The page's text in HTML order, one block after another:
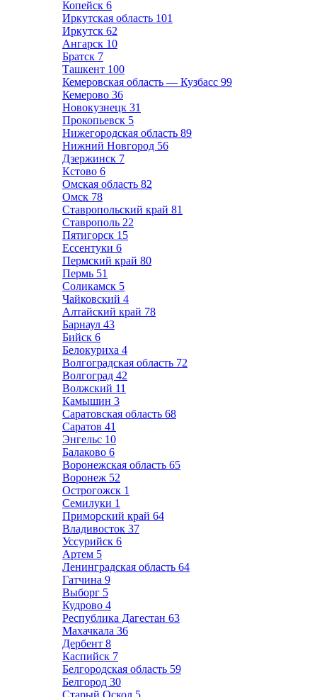
Копейск 6
Иркутская область 101
Иркутск 62
Ангарск 10
Братск 7
Ташкент 100
Кемеровская область — Кузбасс 99
Кемерово 36
Новокузнецк 31
Прокопьевск 5
Нижегородская область 89
Нижний Новгород 56
Дзержинск 7
Кстово 6
Омская область 82
Омск 78
Ставропольский край 81
Ставрополь 22
Пятигорск 15
Ессентуки 6
Пермский край 80
Пермь 51
Соликамск 5
Чайковский 4
Алтайский край 78
Барнаул 43
Бийск 6
Белокуриха 4
Волгоградская область 72
Волгоград 42
Волжский 11
Камышин 3
Саратовская область 68
Саратов 41
Энгельс 10
Балаково 6
Воронежская область 65
Воронеж 52
Острогожск 1
Семилуки 1
Приморский край 64
Владивосток 37
Уссурийск 6
Артем 5
Ленинградская область 64
Гатчина 9
Выборг 5
Кудрово 4
Республика Дагестан 63
Махачкала 36
Дербент 8
Каспийск 7
Белгородская область 59
Белгород 30
Старый Оскол 5